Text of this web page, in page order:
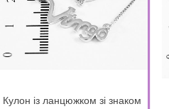
Кулон із ланцюжком зі знаком